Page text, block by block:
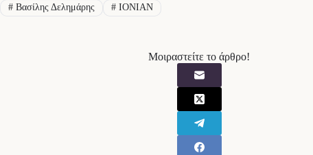
#Βασίλης Δελημάρης #ΙΟΝΙΑΝ
Μοιραστείτε το άρθρο!